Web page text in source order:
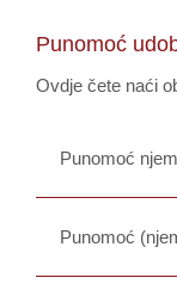
Punomoć
Ovdje čete naći
Punomoć
Punomoć